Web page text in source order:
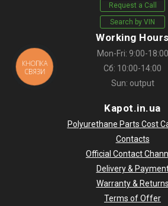
Request a Call
Search by VIN
Working Hours
Mon-Fri: 9:00-18:00
Сб: 10:00-14:00
Sun: output
Kapot.in.ua
Polyurethane Parts Cost
Contacts
Official Contact
Delivery &
Warranty & Returns
Terms of Offer
КНОПКА
СВЯЗИ